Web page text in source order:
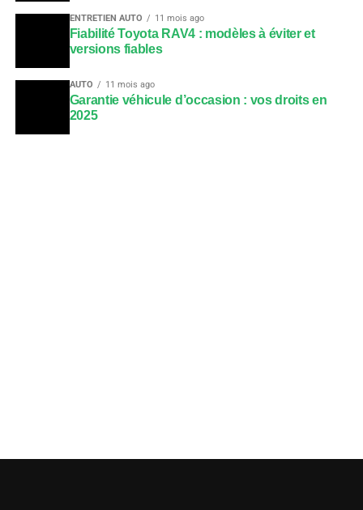
ENTRETIEN AUTO 11 mois ago
Fiabilité Toyota RAV4 : modèles à éviter et
versions fiables
AUTO 11 mois ago
Garantie véhicule d’occasion : vos droits en
2025